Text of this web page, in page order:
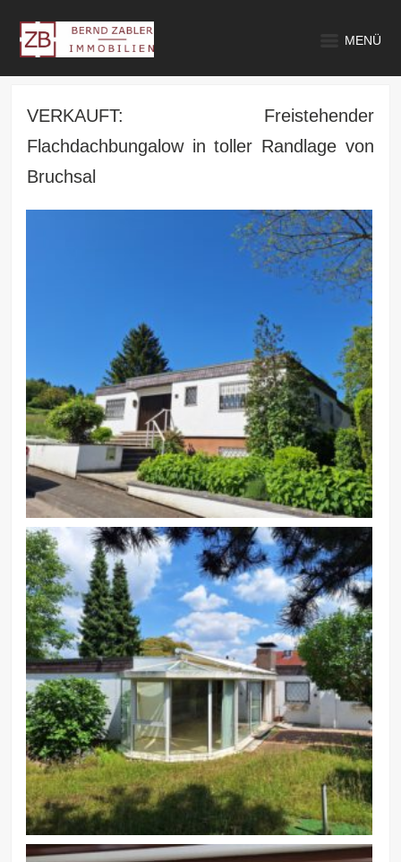
MENÜ
VERKAUFT: Freistehender
Flachdachbungalow in toller Randlage von
Bruchsal